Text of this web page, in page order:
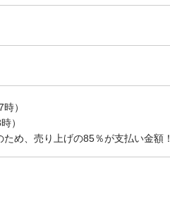
）
）
め、売り上げの85％が支払い金額！